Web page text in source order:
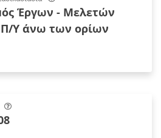
Έργων - Μελετών
Π/Υ άνω των ορίων